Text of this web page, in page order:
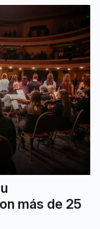
más de 25